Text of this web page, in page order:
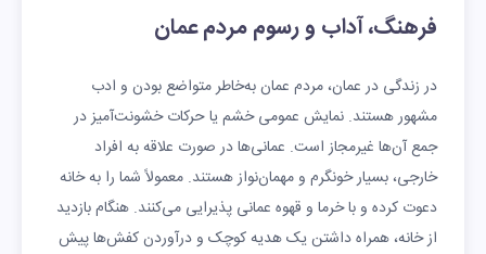
شهریه سالانه دبستان بین‌المللی
فرهنگ، آداب و رسوم مردم عمان
در زندگی در عمان، مردم عمان به‌خاطر متواضع بودن و ادب
مشهور هستند. نمایش عمومی خشم یا حرکات خشونت‌آمیز در
جمع آن‌ها غیرمجاز است. عمانی‌ها در صورت علاقه به افراد
خارجی، بسیار خونگرم و مهمان‌نواز هستند. معمولاً شما را به خانه
دعوت کرده و با خرما و قهوه عمانی پذیرایی می‌کنند. هنگام بازدید
از خانه، همراه داشتن یک هدیه کوچک و درآوردن کفش‌ها پیش